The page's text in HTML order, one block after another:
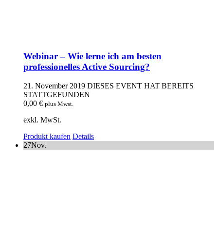
Webinar – Wie lerne ich am besten
professionelles Active Sourcing?
21. November 2019 DIESES EVENT HAT BEREITS
STATTGEFUNDEN
0,00 € plus Mwst.
exkl. MwSt.
Produkt kaufen Details
27Nov.